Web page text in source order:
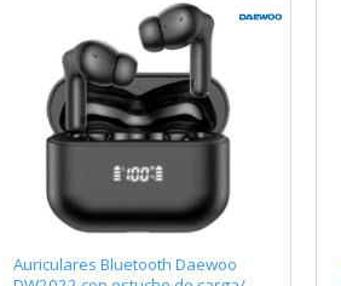
Auriculares Bluetooth Daewoo